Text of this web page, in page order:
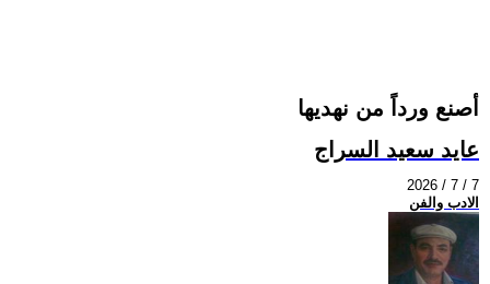
أصنع ورداً من نهديها
عايد سعيد السراج
2026 / 7 / 7
الادب والفن